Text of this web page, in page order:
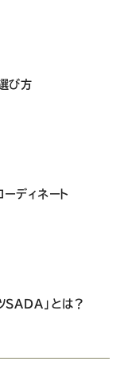
び方
ーディネート
SADA」とは？